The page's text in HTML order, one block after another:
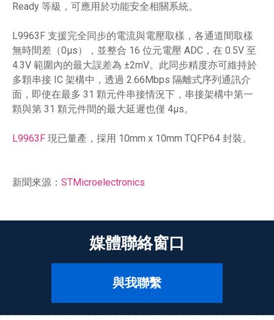
Ready 等級，可應用於功能安全相關系統。
L9963F 支援完全同步的電流與電壓取樣，各通道間取樣
無時間差（0µs），並整合 16 位元電壓 ADC，在 0.5V 至
4.3V 範圍內的最大誤差為 ±2mV。此同步精度亦可維持於
多顆串接 IC 架構中，透過 2.66Mbps 隔離式序列通訊介
面，即使在最多 31 顆元件串接情況下，串接架構中第一
顆與第 31 顆元件間的最大延遲也僅 4µs。
L9963F 現已量產，採用 10mm x 10mm TQFP64 封裝。
新聞來源： STMicroelectronics
媒體聯絡窗口
與我聯繫